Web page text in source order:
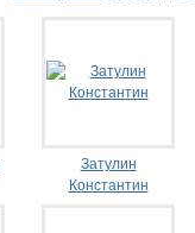
Затулин
Константин